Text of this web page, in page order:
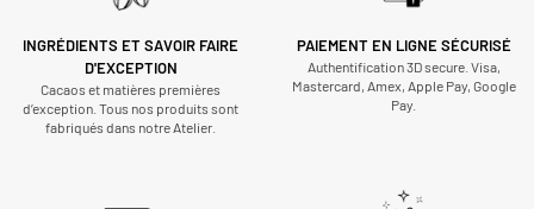
INGRÉDIENTS ET SAVOIR FAIRE
D'EXCEPTION
Cacaos et matières premières
d’exception. Tous nos produits sont
fabriqués dans notre Atelier.
PAIEMENT EN LIGNE SÉCURISÉ
Authentification 3D secure. Visa,
Mastercard, Amex, Apple Pay, Google
Pay.